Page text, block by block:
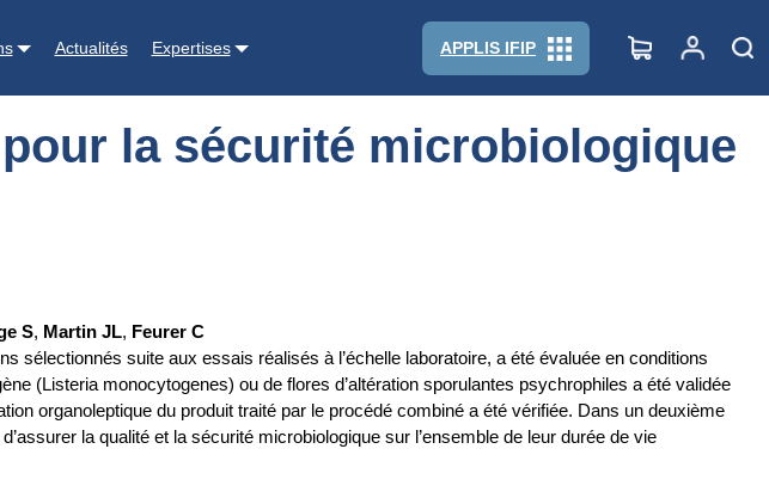
Actualités Expertises APPLIS IFIP
la sécurité microbiologique
S, Martin JL, Feurer C
sélectionnés suite aux essais réalisés à l’échelle laboratoire, a été évaluée en conditions
(Listeria monocytogenes) ou de flores d’altération sporulantes psychrophiles a été validée
organoleptique du produit traité par le procédé combiné a été vérifiée. Dans un deuxième
la qualité et la sécurité microbiologique sur l’ensemble de leur durée de vie